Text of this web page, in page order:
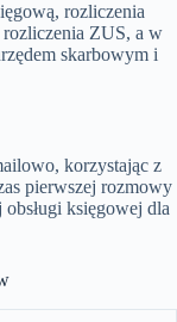
rozliczenia
ZUS, a w
skarbowym i
korzystając z
pierwszej rozmowy
obsługi księgowej dla